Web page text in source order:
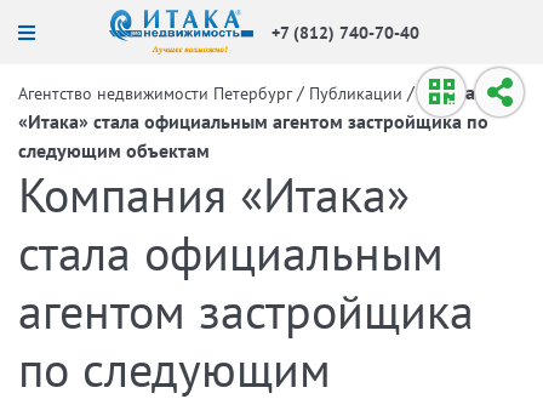
+7 (812) 740-70-40
Агентство недвижимости Петербург / Публикации / Компания
«Итака» стала официальным агентом застройщика по
следующим объектам
Компания «Итака»
стала официальным
агентом застройщика
по следующим